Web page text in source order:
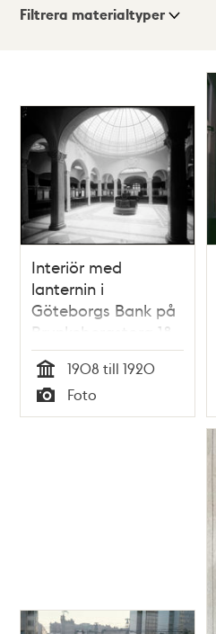
Visningsläge
Filtrera materialtyper
Interiör med
lanternin i
Göteborgs Bank på
Brunkebergstorg 18
Tid
1908 till 1920
Typ
Foto